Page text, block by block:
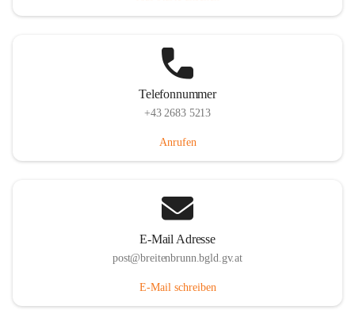
Telefonnummer
+43 2683 5213
Anrufen
E-Mail Adresse
post@breitenbrunn.bgld.gv.at
E-Mail schreiben